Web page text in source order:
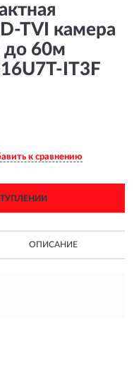
TVI камера
до 60м
IT3F
к сравнению
ОПИСАНИЕ